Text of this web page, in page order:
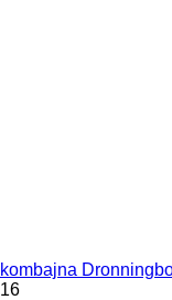
kombajna
16